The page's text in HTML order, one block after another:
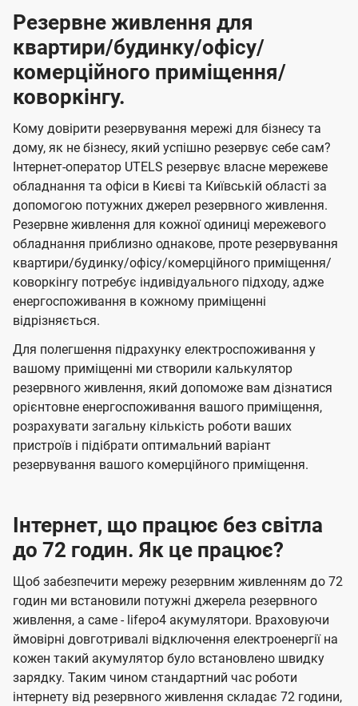
Резервне живлення для
квартири/будинку/офісу/
комерційного приміщення/
коворкінгу.
Кому довірити резервування мережі для бізнесу та
дому, як не бізнесу, який успішно резервує себе сам?
Інтернет-оператор UTELS резервує власне мережеве
обладнання та офіси в Києві та Київській області за
допомогою потужних джерел резервного живлення.
Резервне живлення для кожної одиниці мережевого
обладнання приблизно однакове, проте резервування
квартири/будинку/офісу/комерційного приміщення/
коворкінгу потребує індивідуального підходу, адже
енергоспоживання в кожному приміщенні
відрізняється.
Для полегшення підрахунку електроспоживання у
вашому приміщенні ми створили калькулятор
резервного живлення, який допоможе вам дізнатися
орієнтовне енергоспоживання вашого приміщення,
розрахувати загальну кількість роботи ваших
пристроїв і підібрати оптимальний варіант
резервування вашого комерційного приміщення.
Інтернет, що працює без світла
до 72 годин. Як це працює?
Щоб забезпечити мережу резервним живленням до 72
годин ми встановили потужні джерела резервного
живлення, а саме - lifepo4 акумулятори. Враховуючи
ймовірні довготривалі відключення електроенергії на
кожен такий акумулятор було встановлено швидку
зарядку. Таким чином стандартний час роботи
інтернету від резервного живлення складає 72 години,